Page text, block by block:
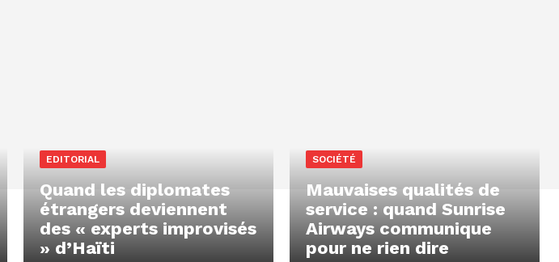
EDITORIAL
Quand les diplomates
étrangers deviennent
des « experts improvisés
» d’Haïti
SOCIÉTÉ
Mauvaises qualités de
service : quand Sunrise
Airways communique
pour ne rien dire